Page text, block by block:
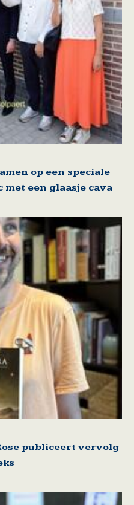
op een speciale
met een glaasje cava
publiceert vervolg